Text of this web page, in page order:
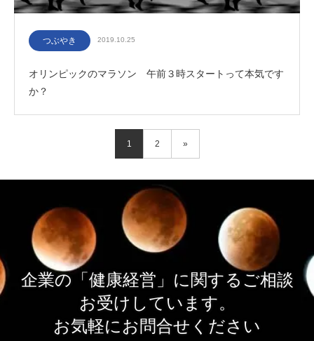
つぶやき 2019.10.25
オリンピックのマラソン 午前３時スタートって本気です
か？
1 2 »
企業の「健康経営」に関するご相談
お受けしています。
お気軽にお問合せください